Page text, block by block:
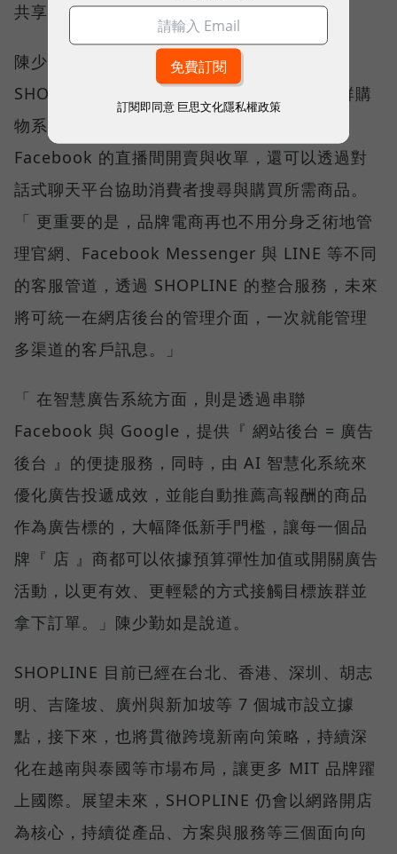
共享「店」商零售生態圈。
陳少勤表示，因應社群銷售佔比逐漸提升，
SHOPLINE 計畫在 2020 下半年推出智慧社群購
物系統，透過該服務，品牌電商除可以直接在
Facebook 的直播間開賣與收單，還可以透過對
話式聊天平台協助消費者搜尋與購買所需商品。
「 更重要的是，品牌電商再也不用分身乏術地管
理官網、Facebook Messenger 與 LINE 等不同
的客服管道，透過 SHOPLINE 的整合服務，未來
將可統一在網店後台的管理介面，一次就能管理
多渠道的客戶訊息。」
「 在智慧廣告系統方面，則是透過串聯
Facebook 與 Google，提供『 網站後台 = 廣告
後台 』的便捷服務，同時，由 AI 智慧化系統來
優化廣告投遞成效，並能自動推薦高報酬的商品
作為廣告標的，大幅降低新手門檻，讓每一個品
牌『 店 』商都可以依據預算彈性加值或開關廣告
活動，以更有效、更輕鬆的方式接觸目標族群並
拿下訂單。」陳少勤如是說道。
SHOPLINE 目前已經在台北、香港、深圳、胡志
明、吉隆坡、廣州與新加坡等 7 個城市設立據
點，接下來，也將貫徹跨境新南向策略，持續深
化在越南與泰國等市場布局，讓更多 MIT 品牌躍
上國際。展望未來，SHOPLINE 仍會以網路開店
為核心，持續從產品、方案與服務等三個面向向
訂閱即同意 巨思文化隱私權政策